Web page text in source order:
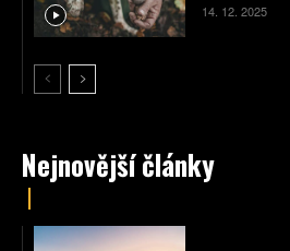
14. 12. 2025
Nejnovější články